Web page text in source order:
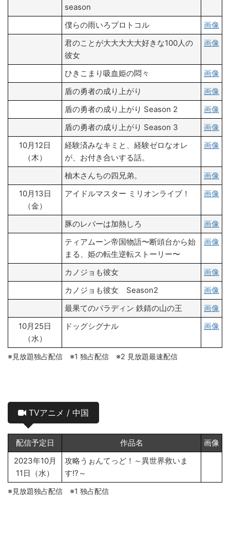
season
僕らの雨いろプロトコル
画像
君のことが大大大大大好きな100人の
彼女
画像
ひきこまり吸血姫の悶々
画像
盾の勇者の成り上がり
画像
盾の勇者の成り上がり Season 2
画像
盾の勇者の成り上がり Season 3
画像
10月12日
（木）
経験済みなキミと、経験ゼロなオレ
が、お付き合いする話。
画像
柚木さんちの四兄弟。
画像
10月13日
（金）
アイドルマスター ミリオンライブ！ 画像
豚のレバーは加熱しろ
画像
ティアムーン帝国物語〜断頭台から始
まる、姫の転生逆転ストーリー〜
画像
カノジョも彼女
画像
カノジョも彼女 Season2
画像
最果てのパラディン 鉄錆の山の王
画像
10月25日
（水）
ドッグシグナル 画像
※見放題独占配信 ※1 独占配信 ※2 見放題最速配信
TVアニメ / 中国
配信予定日 作品名
画像
2023年10月
11日（水）
攻略うぉんてっど！～異世界救いま
す!?～
※見放題独占配信 ※1 独占配信